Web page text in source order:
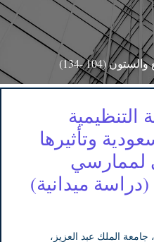
(104 -134)
التنظيمية
وتأثيرها
لممارسي
ميدانية)
جامعة الملك عبد العزيز،